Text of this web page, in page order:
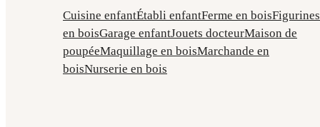
Cuisine enfantÉtabli enfantFerme en boisFigurines
en boisGarage enfantJouets docteurMaison de
poupéeMaquillage en boisMarchande en
boisNurserie en bois